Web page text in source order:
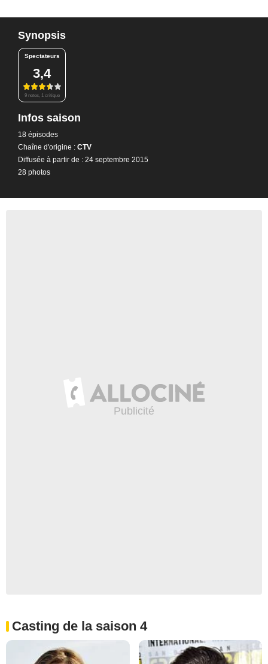
Synopsis
Spectateurs
3,4
9 notes, 1 critique
Infos saison
18 épisodes
Chaîne d'origine : CTV
Diffusée à partir de : 24 septembre 2015
28 photos
Casting de la saison 4